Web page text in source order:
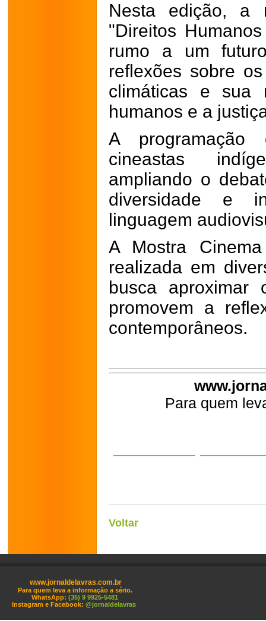
Nesta edição, a
"Direitos
rumo a um
reflexões sobre
climáticas e sua
humanos e a
A programação
cineastas
ampliando o
diversidade e
linguagem
A Mostra
realizada em
busca
promovem a
contemporâneos.
Para quem
Voltar
www.jornaldelavras.com.br
Para quem leva a informação a sério.
WhatsApp: (35) 9 9925-5481
Instagram e Facebook: @jornaldelavras